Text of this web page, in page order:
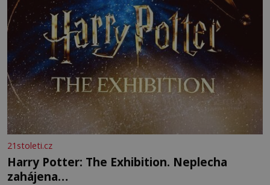
21stoleti.cz
Harry Potter: The Exhibition. Neplecha
zahájena…